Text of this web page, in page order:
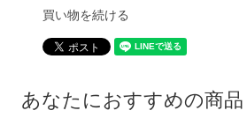
買い物を続ける
あなたにおすすめの商品